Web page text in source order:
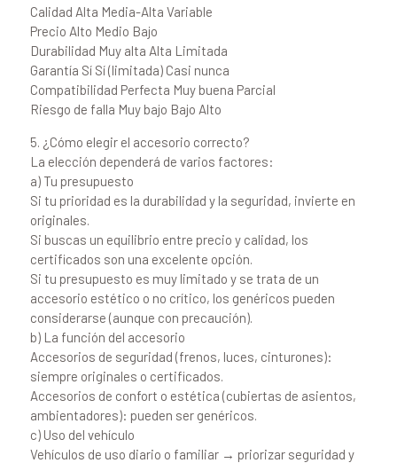
Calidad Alta Media-Alta Variable
Precio Alto Medio Bajo
Durabilidad Muy alta Alta Limitada
Garantía Sí Sí (limitada) Casi nunca
Compatibilidad Perfecta Muy buena Parcial
Riesgo de falla Muy bajo Bajo Alto
5. ¿Cómo elegir el accesorio correcto?
La elección dependerá de varios factores:
a) Tu presupuesto
Si tu prioridad es la durabilidad y la seguridad, invierte en
originales.
Si buscas un equilibrio entre precio y calidad, los
certificados son una excelente opción.
Si tu presupuesto es muy limitado y se trata de un
accesorio estético o no crítico, los genéricos pueden
considerarse (aunque con precaución).
b) La función del accesorio
Accesorios de seguridad (frenos, luces, cinturones):
siempre originales o certificados.
Accesorios de confort o estética (cubiertas de asientos,
ambientadores): pueden ser genéricos.
c) Uso del vehículo
Vehículos de uso diario o familiar → priorizar seguridad y